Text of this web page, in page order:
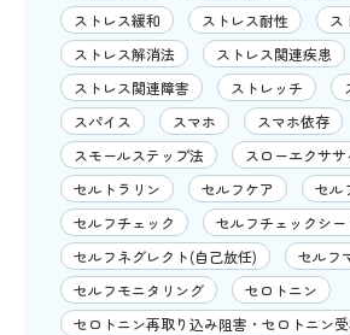
ストレス緩和
ストレス耐性
ス
ストレス解消法
ストレス関連疾患
ストレス関連障害
ストレッチ
スパイス
スマホ
スマホ依存
スモールステップ法
スローエクササ
セルトラリン
セルフケア
セル
セルフチェック
セルフチェックシー
セルフネグレクト(自己放任)
セルフ
セルフモニタリング
セロトニン
セロトニン再取り込み阻害・セロトニン